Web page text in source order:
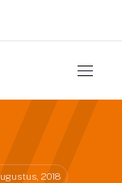
2018